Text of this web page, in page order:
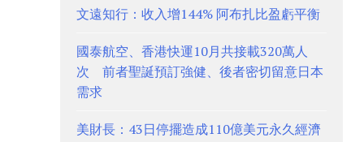
文遠知行：收入增144% 阿布扎比盈虧平衡
國泰航空、香港快運10月共接載320萬人
次 前者聖誕預訂強健、後者密切留意日本
需求
美財長：43日停擺造成110億美元永久經濟